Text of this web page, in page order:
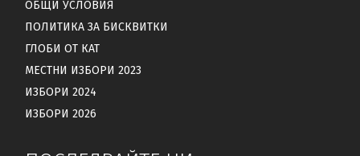
ОБЩИ УСЛОВИЯ
ПОЛИТИКА ЗА БИСКВИТКИ
ГЛОБИ ОТ КАТ
МЕСТНИ ИЗБОРИ 2023
ИЗБОРИ 2024
ИЗБОРИ 2026